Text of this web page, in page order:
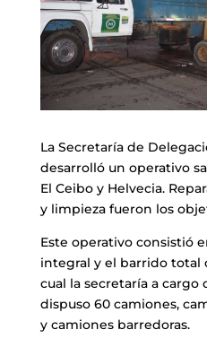
La Secretaría de
desarrolló un operativo
El Ceibo y Helvecia.
y limpieza fueron los
Este operativo consistió
integral y el barrido total
cual la secretaría a
dispuso 60 camiones,
y camiones barredoras.